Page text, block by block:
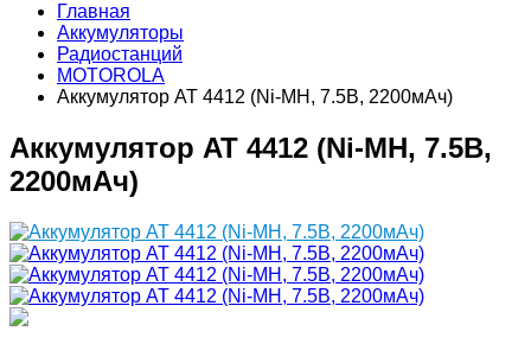
Главная
Аккумуляторы
Радиостанций
MOTOROLA
Аккумулятор AT 4412 (Ni-MH, 7.5В, 2200мАч)
Аккумулятор AT 4412 (Ni-MH, 7.5В,
2200мАч)